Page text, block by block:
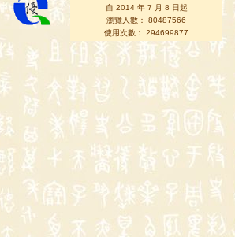
自 2014 年 7 月 8 日起
瀏覽人數： 80487566
使用次數： 294699877